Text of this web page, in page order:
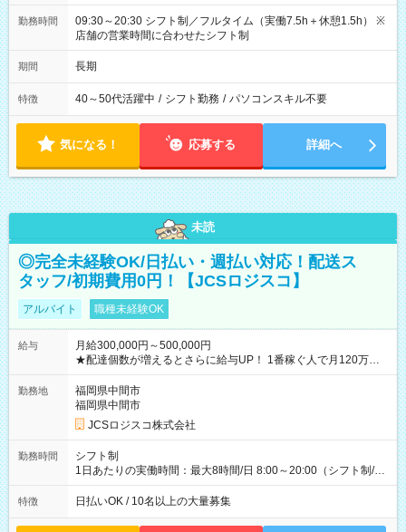
勤務時間
09:30～20:30 シフト制／フルタイム（実働7.5h＋休憩1.5h） ※
店舗の営業時間に合わせたシフト制
期間 長期
特徴 40～50代活躍中 / シフト勤務 / パソコンスキル不要
気になる！ 応募する 詳細へ
未読
◎完全未経験OK/日払い・週払い対応！配送ス
タッフ/初期費用0円！【JCSロジスコ】
アルバイト 職種未経験OK
給与
月給300,000円～500,000円
★配達個数が増えるとさらに給与UP！ 1番稼ぐ人で月120万ほ
ど！ ・主要都市エリア 月収55万円／週5日稼働 月収65万~112
万円／週6日稼働 ・地方郊外エリア 月収40万円／週5日稼働 月
収40万円~50万円／週6日稼働 ＜モデルイメージ＞ ■月収50万
円 (27歳男性/江東区在住)※元建築関係 1日150個配達×25日勤務
(日休み) ■月収80万円(43歳男性/墨田区在住)※元営業 1日200個
勤務地
福岡県中間市
福岡県中間市
JCSロジスコ株式会社
勤務時間
シフト制
1日あたりの実働時間：最大8時間/日 8:00～20:00（シフト制/実
働8時間） ※週5日勤務（場所次第では週4も有り） ※配達状況
によって時間外での勤務可能性有り ※案件により多少の前後あ
特徴 日払いOK / 10名以上の大量募集